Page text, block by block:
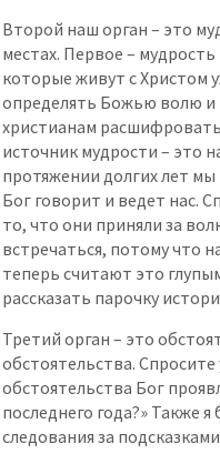
Второй наш орган – это
местах. Первое –
которые живут с Христом
определять Божью волю и
христианам
источник мудрости – это
протяжении долгих лет
Бог говорит и ведет нас.
то, что они приняли за
встречаться, потому что
теперь считают это
рассказать парочку
Третий орган – это
обстоятельства. Спросите
обстоятельства Бог
последнего года?» Также
следования за